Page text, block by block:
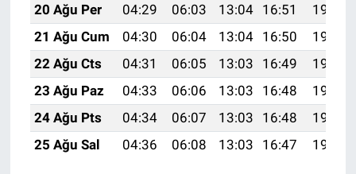
20 Ağu Per
04:29 06:03 13:04 16:51
19:55
21 Ağu Cum
04:30 06:04 13:04 16:50
19:53
22 Ağu Cts
04:31 06:05 13:03 16:49
19:52
23 Ağu Paz
04:33 06:06 13:03 16:48
19:50
24 Ağu Pts
04:34 06:07 13:03 16:48
19:49
25 Ağu Sal
04:36 06:08 13:03 16:47 19:47